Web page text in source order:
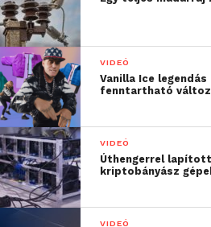
VIDEÓ
Vanilla Ice legendás
fenntartható
VIDEÓ
Úthengerrel
kriptobányász
VIDEÓ